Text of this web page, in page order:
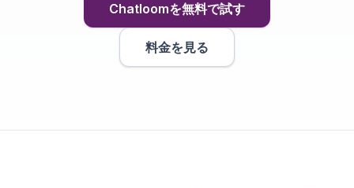
Chatloomを無料で試す
料金を見る